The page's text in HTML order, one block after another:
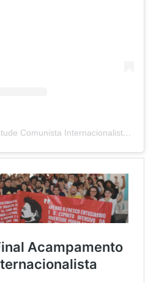
A post shared by Juventude Comunista Internacionalista (@jci.comunista)